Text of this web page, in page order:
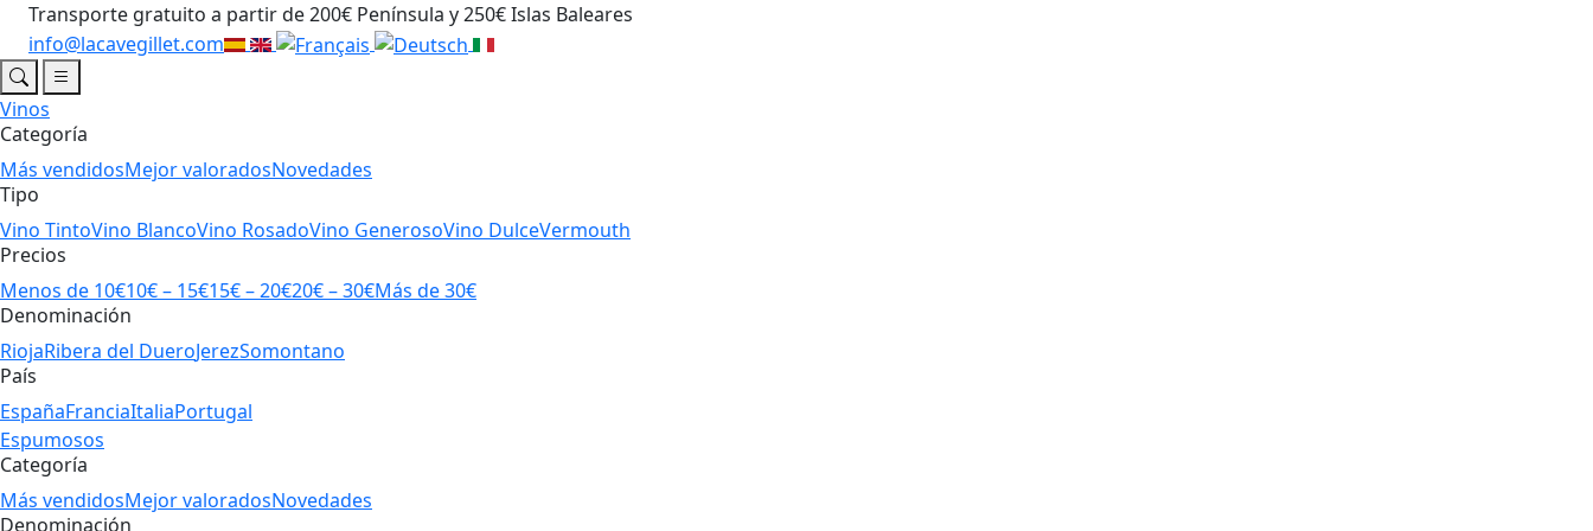
Transporte gratuito a partir de 200€ Península y 250€ Islas Baleares
info@lacavegillet.com
Vinos
Categoría
Más vendidosMejor valoradosNovedades
Tipo
Vino TintoVino BlancoVino RosadoVino GenerosoVino DulceVermouth
Precios
Menos de 10€10€ – 15€15€ – 20€20€ – 30€Más de 30€
Denominación
RiojaRibera del DueroJerezSomontano
País
EspañaFranciaItaliaPortugal
Espumosos
Categoría
Más vendidosMejor valoradosNovedades
Denominación